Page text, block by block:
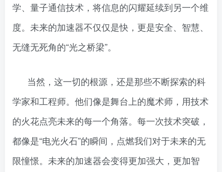
学、量子通信技术，将信息的闪耀延续到另一个维
度。未来的加速器不仅仅是快，更是安全、智慧、
无缝无死角的“光之桥梁”。
当然，这一切的根源，还是那些不断探索的科
学家和工程师。他们像是舞台上的魔术师，用技术
的火花点亮未来的每一个角落。每一次技术突破，
都像是“电光火石”的瞬间，点燃我们对于未来的无
限憧憬。未来的加速器会变得更加强大，更加智